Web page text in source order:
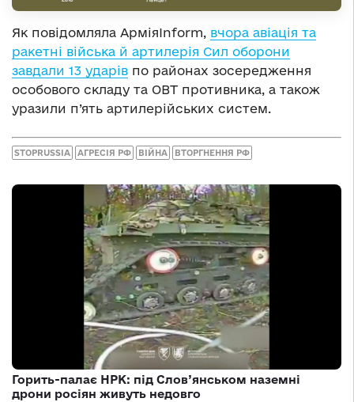
Як повідомляла АрміяInform, вчора авіація та
ракетні війська й артилерія Сил оборони
завдали 13 ударів по районах зосередження
особового складу та ОВТ противника, а також
уразили п’ять артилерійських систем.
STOPRUSSIA АГРЕСІЯ РФ ВІЙНА ВТОРГНЕННЯ РФ
Горить-палає НРК: під Слов’янськом наземні
дрони росіян живуть недовго